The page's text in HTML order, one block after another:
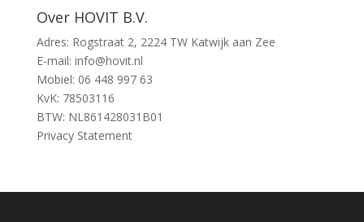
Over HOVIT B.V.
Adres: Rogstraat 2, 2224 TW Katwijk aan Zee
E-mail: info@hovit.nl
Mobiel: 06 448 997 63
KvK: 78503116
BTW: NL861428031B01
Privacy Statement